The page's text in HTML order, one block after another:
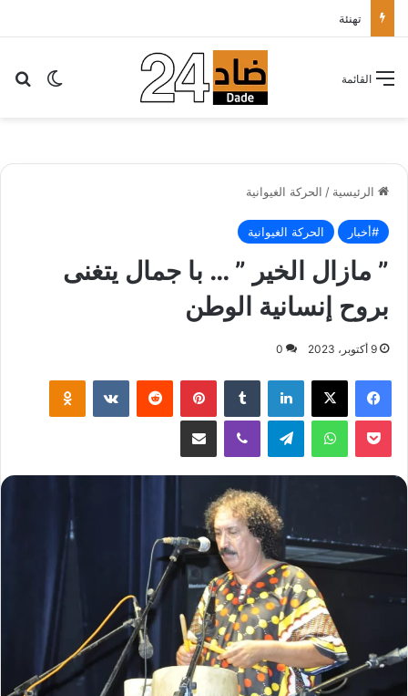
تهنئة
الوضع القائمة
الرئيسية / الحركة الغيوانية
#أخبار الحركة الغيوانية
” مازال الخير ” … با جمال يتغنى
بروح إنسانية الوطن
9 أكتوبر، 2023 0
لينكدإن بينتيريست
‫Pocket واتساب تيلقرام ڤايبر مشاركة عبر البريد